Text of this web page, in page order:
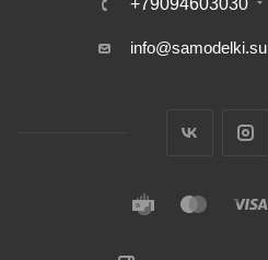
+79094603030
info@samodelki.su